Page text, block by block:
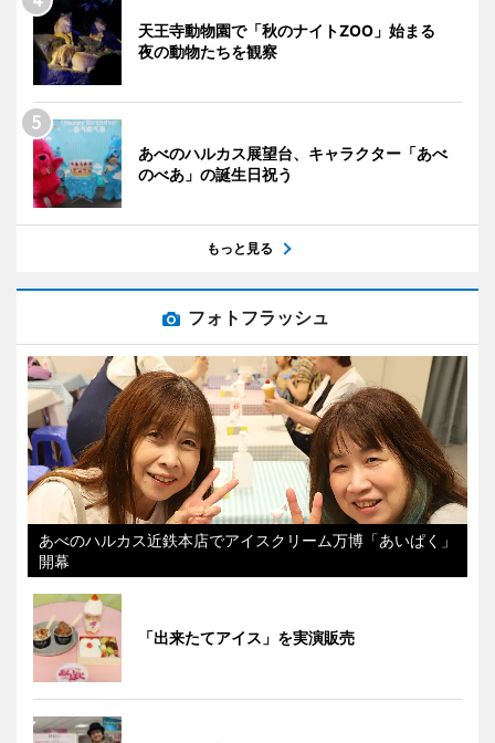
天王寺動物園で「秋のナイトZOO」始まる
夜の動物たちを観察
あべのハルカス展望台、キャラクター「あべ
のべあ」の誕生日祝う
もっと見る
フォトフラッシュ
あべのハルカス近鉄本店でアイスクリーム万博「あいぱく」
開幕
「出来たてアイス」を実演販売